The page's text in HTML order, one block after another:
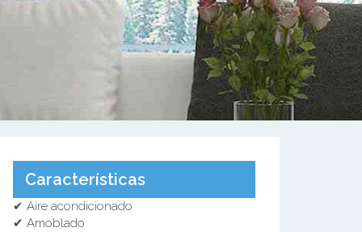
Características
✔ Aire acondicionado
✔ Amoblado